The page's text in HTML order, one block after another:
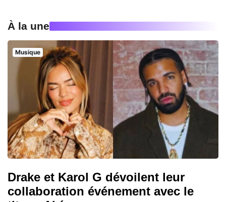
À la une
Musique
Drake et Karol G dévoilent leur
collaboration événement avec le